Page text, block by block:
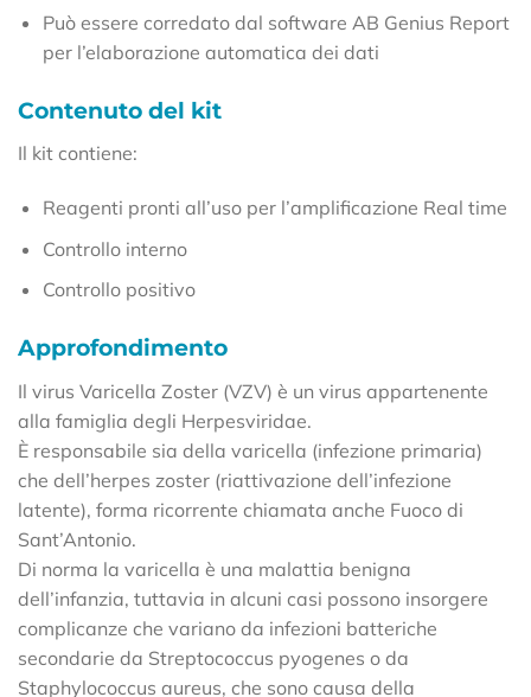
Può essere corredato dal software AB Genius Report
per l’elaborazione automatica dei dati
Contenuto del kit
Il kit contiene:
Reagenti pronti all’uso per l’amplificazione Real time
Controllo interno
Controllo positivo
Approfondimento
Il virus Varicella Zoster (VZV) è un virus appartenente
alla famiglia degli Herpesviridae.
È responsabile sia della varicella (infezione primaria)
che dell’herpes zoster (riattivazione dell’infezione
latente), forma ricorrente chiamata anche Fuoco di
Sant’Antonio.
Di norma la varicella è una malattia benigna
dell’infanzia, tuttavia in alcuni casi possono insorgere
complicanze che variano da infezioni batteriche
secondarie da Streptococcus pyogenes o da
Staphylococcus aureus, che sono causa della